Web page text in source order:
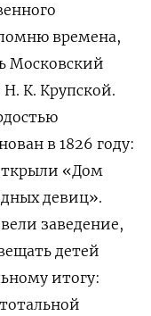
времена,
Московский
К. Крупской.
в 1826 году:
«Дом
девиц».
заведение,
детей
итогу: